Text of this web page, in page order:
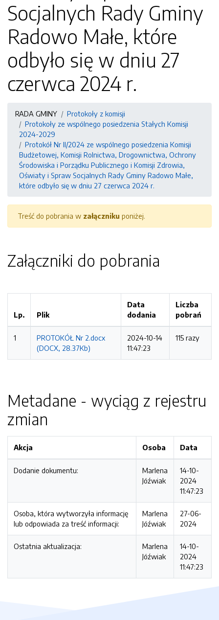
Socjalnych Rady Gminy
Radowo Małe, które
odbyło się w dniu 27
czerwca 2024 r.
RADA GMINY
Protokoły z komisji
Protokoły ze wspólnego posiedzenia Stałych Komisji
2024-2029
Protokół Nr II/2024 ze wspólnego posiedzenia Komisji
Budżetowej, Komisji Rolnictwa, Drogownictwa, Ochrony
Środowiska i Porządku Publicznego i Komisji Zdrowia,
Oświaty i Spraw Socjalnych Rady Gminy Radowo Małe,
które odbyło się w dniu 27 czerwca 2024 r.
Treść do pobrania w załączniku poniżej.
Załączniki do pobrania
Lp. Plik
Data
dodania
Liczba
pobrań
1
PROTOKÓŁ Nr 2.docx
(DOCX, 28.37Kb)
2024-10-14
11:47:23
115 razy
Metadane - wyciąg z rejestru
zmian
Akcja Osoba Data
Dodanie dokumentu:
Marlena
Jóźwiak
14-10-
2024
11:47:23
Osoba, która wytworzyła informację
lub odpowiada za treść informacji:
Marlena
Jóźwiak
27-06-
2024
Ostatnia aktualizacja:
Marlena
Jóźwiak
14-10-
2024
11:47:23